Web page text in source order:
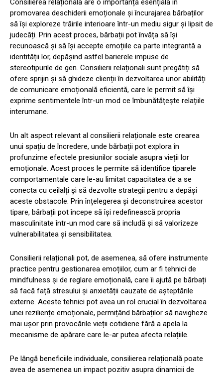
Consilierea relațională are o importanță esențială în
promovarea deschiderii emoționale și încurajarea bărbaților
să își exploreze trăirile interioare într-un mediu sigur și lipsit de
judecăți. Prin acest proces, bărbații pot învăța să își
recunoască și să își accepte emoțiile ca parte integrantă a
identității lor, depășind astfel barierele impuse de
stereotipurile de gen. Consilierii relaționali sunt pregătiți să
ofere sprijin și să ghideze clienții în dezvoltarea unor abilități
de comunicare emoțională eficientă, care le permit să își
exprime sentimentele într-un mod ce îmbunătățește relațiile
interumane.
Un alt aspect relevant al consilierii relaționale este crearea
unui spațiu de încredere, unde bărbații pot explora în
profunzime efectele presiunilor sociale asupra vieții lor
emoționale. Acest proces le permite să identifice tiparele
comportamentale care le-au limitat capacitatea de a se
conecta cu ceilalți și să dezvolte strategii pentru a depăși
aceste obstacole. Prin înțelegerea și deconstruirea acestor
tipare, bărbații pot începe să își redefinească propria
masculinitate într-un mod care să includă și să valorizeze
vulnerabilitatea și sensibilitatea.
Consilierii relaționali pot, de asemenea, să ofere instrumente
practice pentru gestionarea emoțiilor, cum ar fi tehnici de
mindfulness și de reglare emoțională, care îi ajută pe bărbați
să facă față stresului și anxietății cauzate de așteptările
externe. Aceste tehnici pot avea un rol crucial în dezvoltarea
unei reziliențe emoționale, permițând bărbaților să navigheze
mai ușor prin provocările vieții cotidiene fără a apela la
mecanisme de apărare care le-ar putea afecta relațiile.
Pe lângă beneficiile individuale, consilierea relațională poate
avea de asemenea un impact pozitiv asupra dinamicii de